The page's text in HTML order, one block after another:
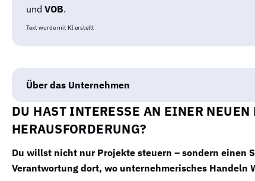
und VOB.
Text wurde mit KI erstellt
Über das Unternehmen
DU HAST INTERESSE AN EINER NEUEN
HERAUSFORDERUNG?
Du willst nicht nur Projekte steuern – sondern einen
Verantwortung dort, wo unternehmerisches Handeln